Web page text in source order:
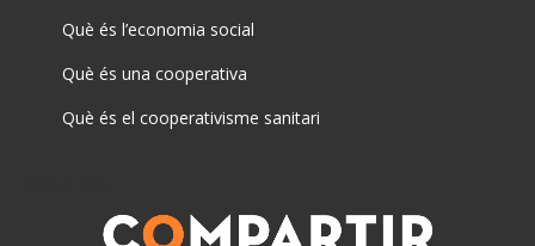
Què és l’economia social
Què és una cooperativa
Què és el cooperativisme sanitari